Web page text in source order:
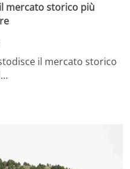
mercato storico più
il mercato storico